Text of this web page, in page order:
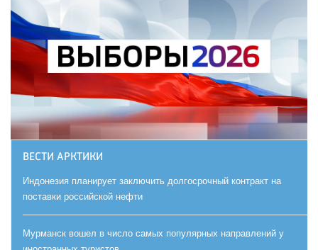
ВЕСТИ АРКТИКИ
Индонезия планирует заключить долгосрочный контракт на
поставки российской нефти
Мурманск вошел в число самых популярных направлений у